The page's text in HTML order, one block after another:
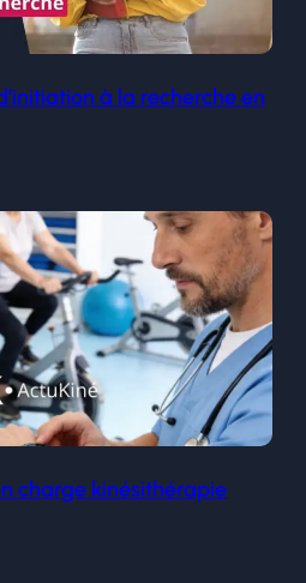
à la recherche en
charge kinésithérapie